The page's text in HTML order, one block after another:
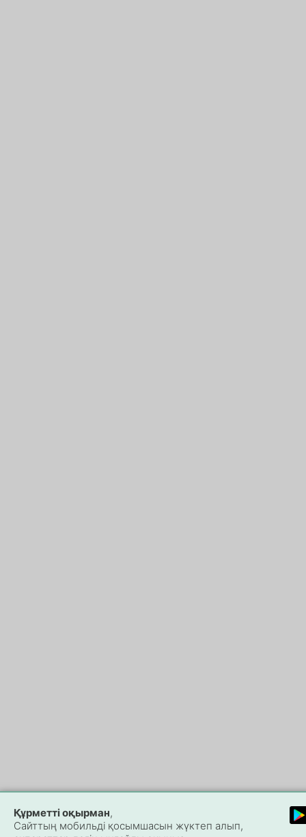
Құрметті оқырман,
Сайттың мобильді қосымшасын жүктеп алып,